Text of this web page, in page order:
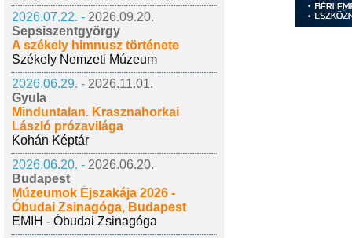
2026.07.22. - 2026.09.20.
Sepsiszentgyörgy
A székely himnusz története
Székely Nemzeti Múzeum
2026.06.29. - 2026.11.01.
Gyula
Minduntalan. Krasznahorkai
László prózavilága
Kohán Képtár
2026.06.20. - 2026.06.20.
Budapest
Múzeumok Éjszakája 2026 -
Óbudai Zsinagóga, Budapest
EMIH - Óbudai Zsinagóga